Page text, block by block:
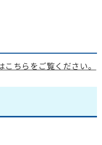
ちらをご覧ください。